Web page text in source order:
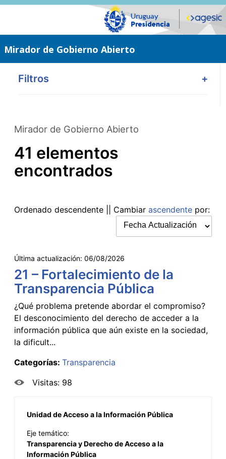
Saltar
Mirador de Gobierno Abierto
Filtros +
Mirador de Gobierno Abierto
41 elementos
encontrados
Ordenado descendente || Cambiar ascendente por:
Última actualización: 06/08/2026
21 – Fortalecimiento de la
Transparencia Pública
¿Qué problema pretende abordar el compromiso?
El desconocimiento del derecho de acceder a la
información pública que aún existe en la sociedad,
la dificult...
Categorías: Transparencia
Visitas: 98
Unidad de Acceso a la Información Pública
Eje temático:
Transparencia y Derecho de Acceso a la
Información Pública